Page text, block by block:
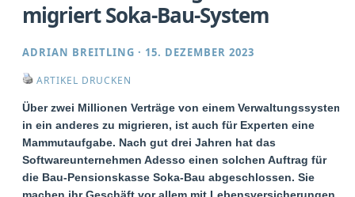
migriert Soka-Bau-System
ADRIAN BREITLING · 15. DEZEMBER 2023
ARTIKEL DRUCKEN
Über zwei Millionen Verträge von einem Verwaltungssystem
in ein anderes zu migrieren, ist auch für Experten eine
Mammutaufgabe. Nach gut drei Jahren hat das
Softwareunternehmen Adesso einen solchen Auftrag für
die Bau-Pensionskasse Soka-Bau abgeschlossen. Sie
machen ihr Geschäft vor allem mit Lebensversicherungen